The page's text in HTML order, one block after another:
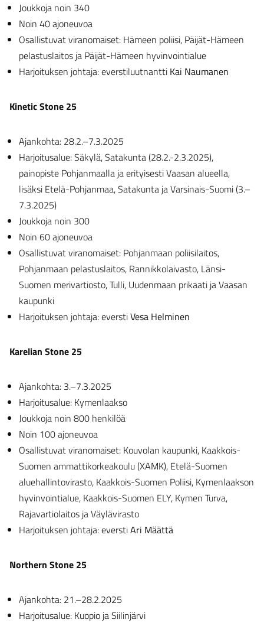
Joukkoja noin 340
Noin 40 ajoneuvoa
Osallistuvat viranomaiset: Hämeen poliisi, Päijät-Hämeen
pelastuslaitos ja Päijät-Hämeen hyvinvointialue
Harjoituksen johtaja: everstiluutnantti Kai Naumanen
Kinetic Stone 25
Ajankohta: 28.2.–7.3.2025
Harjoitusalue: Säkylä, Satakunta (28.2.-2.3.2025),
painopiste Pohjanmaalla ja erityisesti Vaasan alueella,
lisäksi Etelä-Pohjanmaa, Satakunta ja Varsinais-Suomi (3.–
7.3.2025)
Joukkoja noin 300
Noin 60 ajoneuvoa
Osallistuvat viranomaiset: Pohjanmaan poliisilaitos,
Pohjanmaan pelastuslaitos, Rannikkolaivasto, Länsi-
Suomen merivartiosto, Tulli, Uudenmaan prikaati ja Vaasan
kaupunki
Harjoituksen johtaja: everstiVesa Helminen
Karelian Stone 25
Ajankohta: 3.–7.3.2025
Harjoitusalue: Kymenlaakso
Joukkoja noin 800 henkilöä
Noin 100 ajoneuvoa
Osallistuvat viranomaiset: Kouvolan kaupunki, Kaakkois-
Suomen ammattikorkeakoulu (XAMK), Etelä-Suomen
aluehallintovirasto, Kaakkois-Suomen Poliisi, Kymenlaakson
hyvinvointialue, Kaakkois-Suomen ELY, Kymen Turva,
Rajavartiolaitos ja Väylävirasto
Harjoituksen johtaja: everstiAri Määttä
Northern Stone 25
Ajankohta: 21.–28.2.2025
Harjoitusalue: Kuopio ja Siilinjärvi